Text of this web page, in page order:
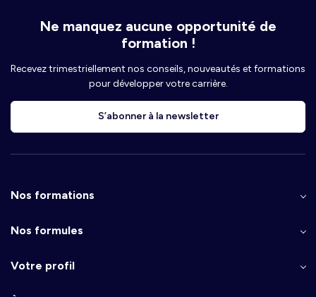
Ne manquez aucune opportunité de
formation !
Recevez trimestriellement nos conseils, nouveautés et formations
pour développer votre carrière.
S’abonner à la newsletter
Nos formations
Nos formules
Votre profil